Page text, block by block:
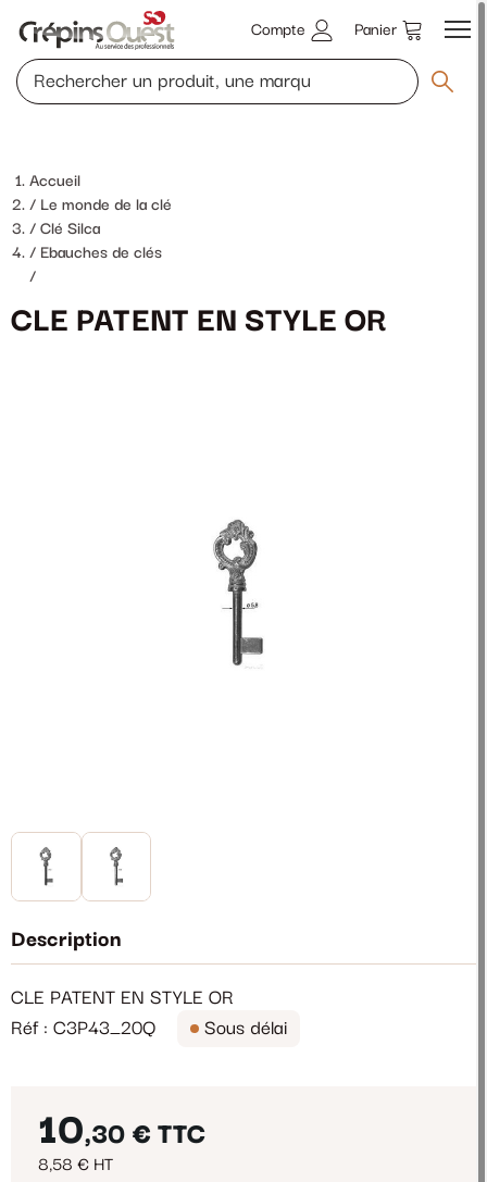
Compte Panier
Accueil
Le monde de la clé
Clé Silca
Ebauches de clés
/
CLE PATENT EN STYLE OR
Description
CLE PATENT EN STYLE OR
Réf : C3P43_20Q
Sous délai
10,30 € TTC
8,58 € HT